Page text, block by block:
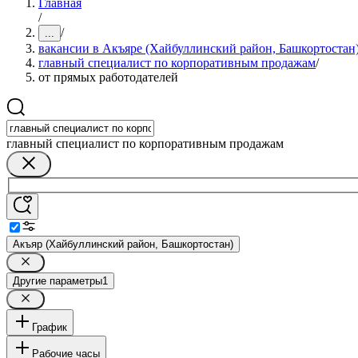
Главная
/
... /
вакансии в Акъяре (Хайбуллинский район,
главный специалист по корпоративным продажам/
от прямых работодателей
главный специалист по корпоративным продажам
Акъяр (Хайбуллинский район, Башкортостан)
Другие параметры1
График
Рабочие часы